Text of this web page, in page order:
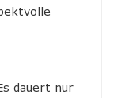
dauert nur